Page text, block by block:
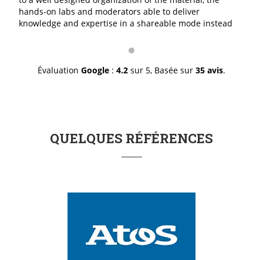
hands-on labs and moderators able to deliver
knowledge and expertise in a shareable mode instead
was professionally great in doing exactly what it is
a job well done.
Évaluation Google : 4.2 sur 5, Basée sur 35 avis.
QUELQUES RÉFÉRENCES